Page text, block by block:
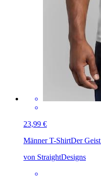
23,99 €
Männer T-ShirtDer
von StraightDesigns